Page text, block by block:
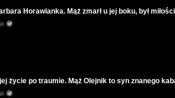
Horawianka. Mąż zmarł u jej boku, był
życie po traumie. Mąż Olejnik to syn znanego